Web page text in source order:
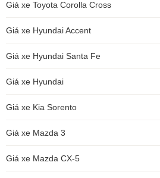
Giá xe Toyota Corolla Cross
Giá xe Hyundai Accent
Giá xe Hyundai Santa Fe
Giá xe Hyundai
Giá xe Kia Sorento
Giá xe Mazda 3
Giá xe Mazda CX-5